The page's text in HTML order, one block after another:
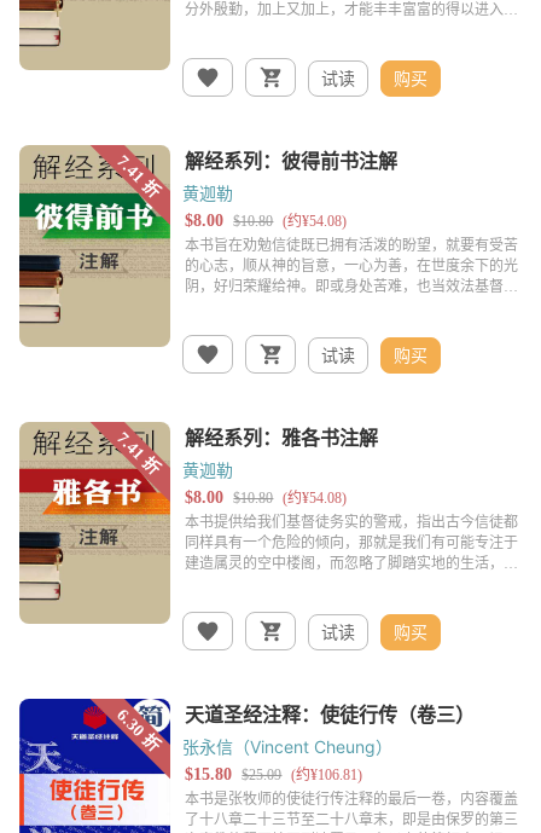
试读 购买
黄迦勒
试读 购买
黄迦勒
试读 购买
张永信（Vincent Cheung）